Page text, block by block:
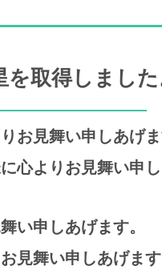
取得しました
お見舞い申しあげま
心よりお見舞い申
い申しあげます。
見舞い申しあげます